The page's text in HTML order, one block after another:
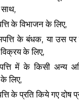
के विभाजन के लिए,
के बंधक, या उस पर
के लिए,
में के किसी अन्य
लिए,
के प्रति किये गए दोष